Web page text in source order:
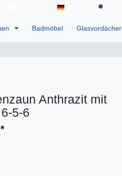
Badmöbel Glasvordächer
Anthrazit mit
5-6
*